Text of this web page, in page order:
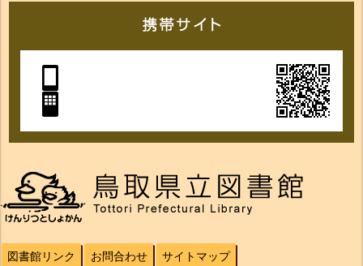
図書館リンク お問合わせ サイトマップ